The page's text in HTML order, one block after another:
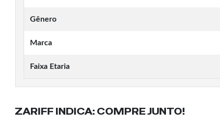
Gênero
Marca
Faixa Etaria
ZARIFF INDICA: COMPRE JUNTO!